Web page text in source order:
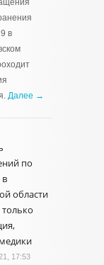
в
Далее →
по
в
области
17:53